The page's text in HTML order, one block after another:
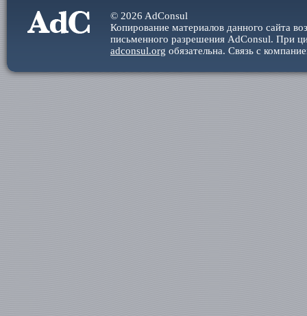
© 2026 AdConsul
Копирование материалов данного сайта
письменного разрешения AdConsul. При
adconsul.org обязательна. Cвязь с